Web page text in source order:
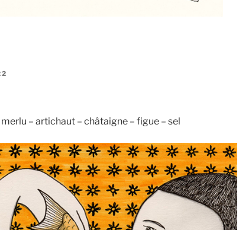
– artichaut – châtaigne – figue – sel